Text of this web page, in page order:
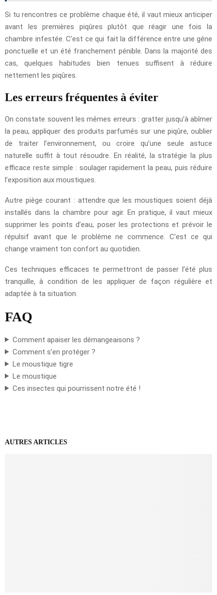
Si tu rencontres ce problème chaque été, il vaut mieux anticiper
avant les premières piqûres plutôt que réagir une fois la
chambre infestée. C’est ce qui fait la différence entre une gêne
ponctuelle et un été franchement pénible. Dans la majorité des
cas, quelques habitudes bien tenues suffisent à réduire
nettement les piqûres.
Les erreurs fréquentes à éviter
On constate souvent les mêmes erreurs : gratter jusqu’à abîmer
la peau, appliquer des produits parfumés sur une piqûre, oublier
de traiter l’environnement, ou croire qu’une seule astuce
naturelle suffit à tout résoudre. En réalité, la stratégie la plus
efficace reste simple : soulager rapidement la peau, puis réduire
l’exposition aux moustiques.
Autre piège courant : attendre que les moustiques soient déjà
installés dans la chambre pour agir. En pratique, il vaut mieux
supprimer les points d’eau, poser les protections et prévoir le
répulsif avant que le problème ne commence. C’est ce qui
change vraiment ton confort au quotidien.
Ces techniques efficaces te permettront de passer l’été plus
tranquille, à condition de les appliquer de façon régulière et
adaptée à ta situation.
FAQ
Comment apaiser les démangeaisons ?
Comment s’en protéger ?
Le moustique tigre
Le moustique
Ces insectes qui pourrissent notre été !
AUTRES ARTICLES